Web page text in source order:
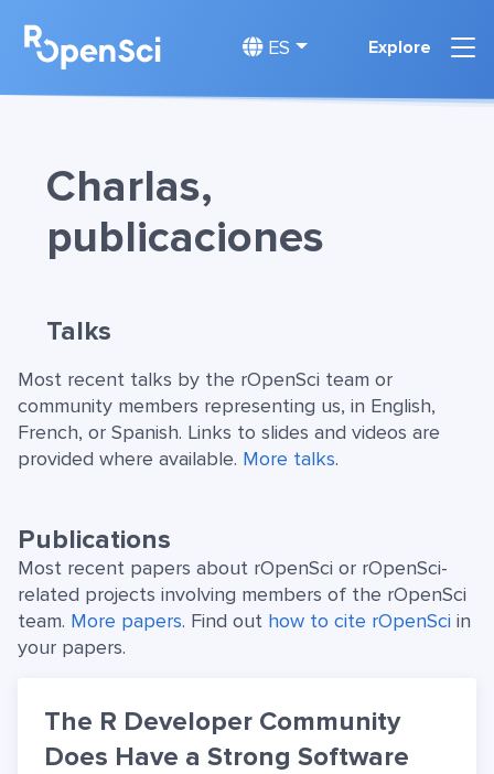
ES Explore
Charlas,
publicaciones
Talks
Most recent talks by the rOpenSci team or
community members representing us, in English,
French, or Spanish. Links to slides and videos are
provided where available. More talks.
Publications
Most recent papers about rOpenSci or rOpenSci-
related projects involving members of the rOpenSci
team. More papers. Find out how to cite rOpenSci in
your papers.
The R Developer Community
Does Have a Strong Software